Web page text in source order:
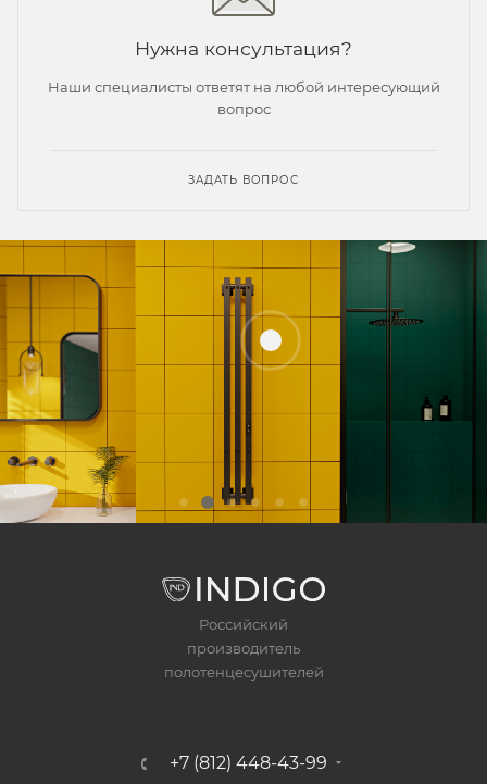
Нужна консультация?
Наши специалисты ответят на любой интересующий
вопрос
ЗАДАТЬ ВОПРОС
Российский
производитель
полотенцесушителей
+7 (812) 448-43-99